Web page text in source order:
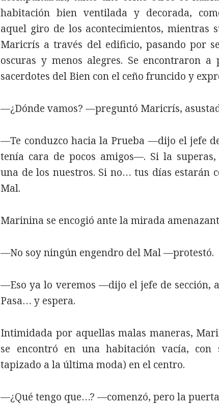
habitación bien ventilada y decorada,
aquel giro de los acontecimientos, mientras
Maricrís a través del edificio, pasando por
oscuras y menos alegres. Se encontraron a
sacerdotes del Bien con el ceño fruncido y
—¿Dónde vamos? —preguntó Maricrís,
—Te conduzco hacia la Prueba —dijo el jefe
tenía cara de pocos amigos—. Si la superas,
una de los nuestros. Si no… tus días estarán
Mal.
Marinina se encogió ante la mirada
—No soy ningún engendro del Mal —protestó.
—Eso ya lo veremos —dijo el jefe de sección,
Pasa… y espera.
Intimidada por aquellas malas maneras,
se encontró en una habitación vacía,
tapizado a la última moda) en el centro.
—¿Qué tengo que…? —comenzó, pero la